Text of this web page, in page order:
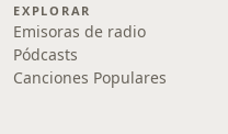
EXPLORAR
Emisoras de radio
Pódcasts
Canciones Populares